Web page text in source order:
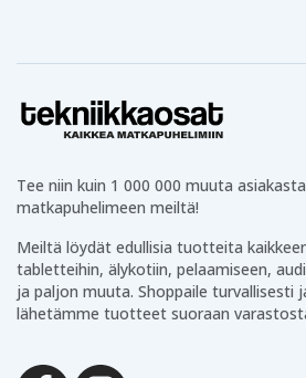
Tee niin kuin 1 000 000 muuta
matkapuhelimeen meiltä!
Meiltä löydät edullisia tuotteita
tabletteihin, älykotiin, pelaamiseen,
ja paljon muuta. Shoppaile turvallisesti
lähetämme tuotteet suoraan